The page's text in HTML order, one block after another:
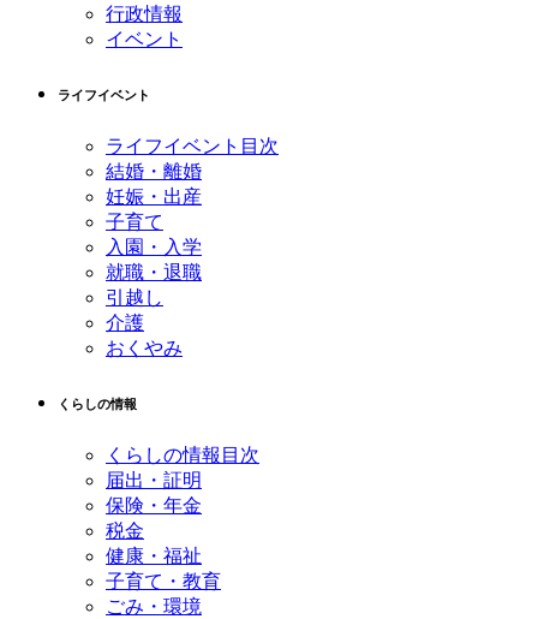
行政情報
イベント
ライフイベント
ライフイベント目次
結婚・離婚
妊娠・出産
子育て
入園・入学
就職・退職
引越し
介護
おくやみ
くらしの情報
くらしの情報目次
届出・証明
保険・年金
税金
健康・福祉
子育て・教育
ごみ・環境